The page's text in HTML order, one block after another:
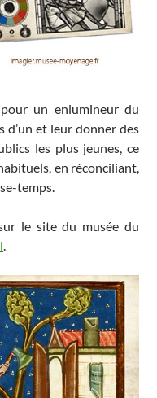
un enlumineur du
et leur donner des
les plus jeunes, ce
en réconciliant,
temps.
le site du musée du
.